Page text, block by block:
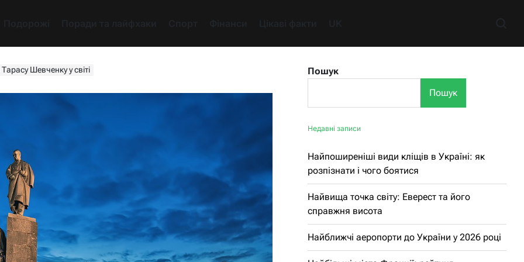
Шевченку у світі
Пошук
Пошук
Недавні записи
Найпоширеніші види кліщів в Україні: як
розпізнати і чого боятися
Найвища точка світу: Еверест та його
справжня висота
Найближчі аеропорти до України у 2026 році